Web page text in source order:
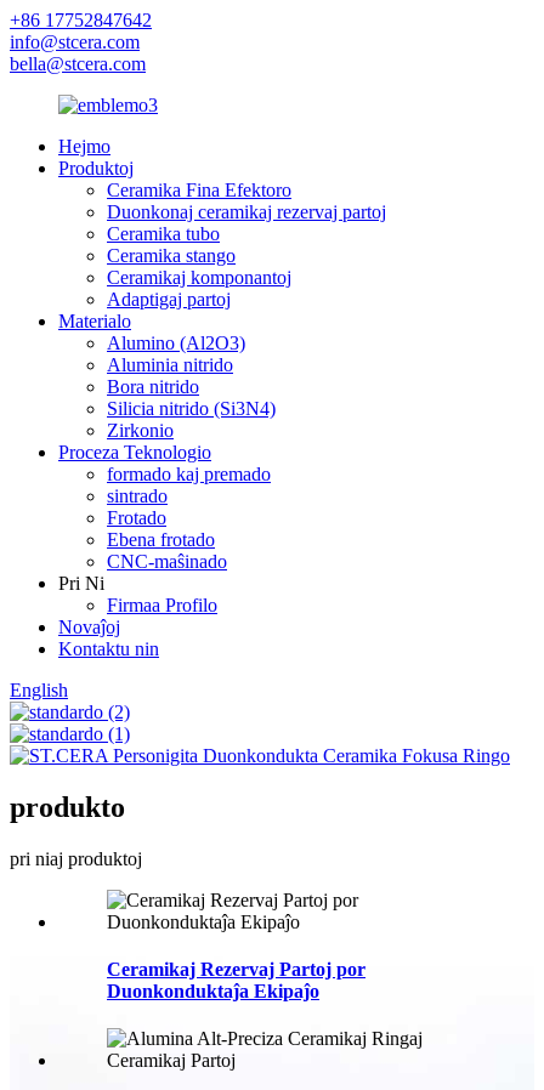
+86 17752847642
info@stcera.com
bella@stcera.com
Hejmo
Produktoj
Ceramika Fina Efektoro
Duonkonaj ceramikaj rezervaj partoj
Ceramika tubo
Ceramika stango
Ceramikaj komponantoj
Adaptigaj partoj
Materialo
Alumino (Al2O3)
Aluminia nitrido
Bora nitrido
Silicia nitrido (Si3N4)
Zirkonio
Proceza Teknologio
formado kaj premado
sintrado
Frotado
Ebena frotado
CNC-maŝinado
Pri Ni
Firmaa Profilo
Novaĵoj
Kontaktu nin
English
produkto
pri niaj produktoj
Ceramikaj Rezervaj Partoj por
Duonkonduktaĵa Ekipaĵo